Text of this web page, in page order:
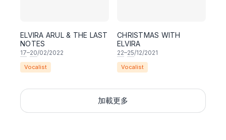
ELVIRA ARUL & THE LAST
NOTES
17–20/02/2022
Vocalist
CHRISTMAS WITH
ELVIRA
22–25/12/2021
Vocalist
加載更多